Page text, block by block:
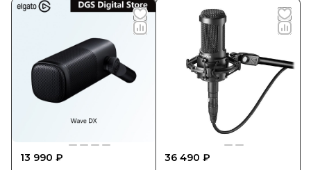
13 990 ₽ 36 490 ₽